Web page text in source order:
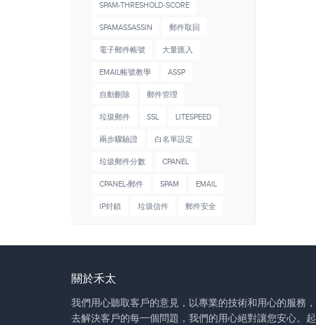
SPAM-THRESHOLD-SCORE
SPAMASSASSIN 郵件取回
電子郵件帳號 大量匯入
EMAIL帳號教學 ASSP
自動刪除 郵件管理
垃圾郵件 SSL LITESPEED
兩步驟驗證 白名單設定
垃圾郵件分數 CPANEL
CPANEL-郵件 SPAM EMAIL
IP封鎖 垃圾信件 郵件安全
關於禾太
我們用心聽取客戶的意見，以專業的技術和用心的服務，
去解決客戶的每一個問題，我們的用心絕對讓您安心。起